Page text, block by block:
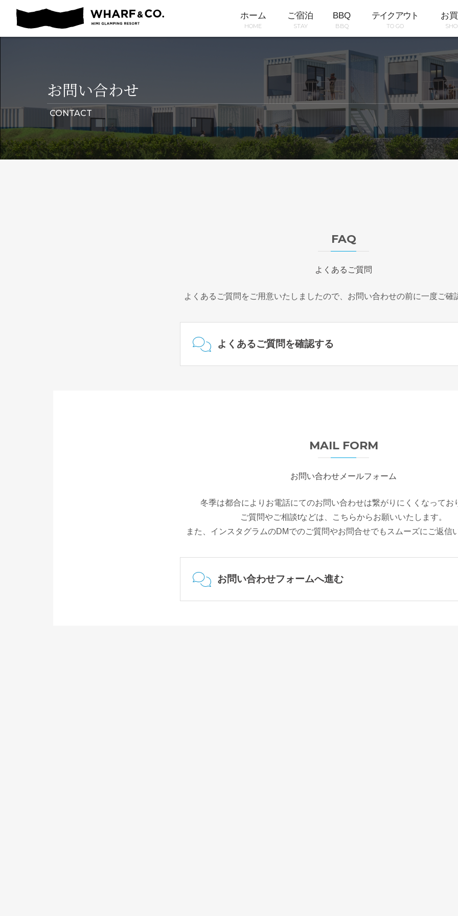
ホーム
HOME
ご宿泊
STAY
BBQ
BBQ
テイクアウト
TO GO
お
お問い合わせ
CONTACT
FAQ
よくあるご質問
よくあるご質問をご用意いたしましたので、お問い合わせの前に一度ご確
よくあるご質問を確認する
MAIL FORM
お問い合わせメールフォーム
冬季は都合によりお電話にてのお問い合わせは繋がりにくくなってお
ご質問やご相談tなどは、こちらからお願いいたします。
また、インスタグラムのDMでのご質問やお問合せでもスムーズにご返信
お問い合わせフォームへ進む